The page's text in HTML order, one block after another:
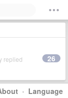
replied
26
· Language